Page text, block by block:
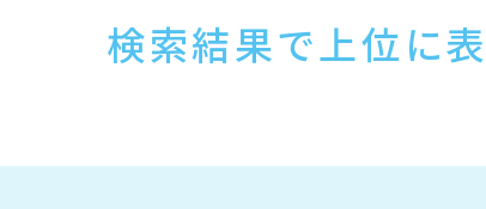
検索結果で上位に